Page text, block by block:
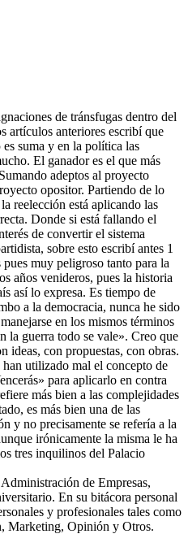
de tránsfugas dentro del
artículos anteriores escribí que
es suma y en la política las
El ganador es el que más
adeptos al proyecto
opositor. Partiendo de lo
reelección está aplicando las
Donde si está fallando el
de convertir el sistema
sobre esto escribí antes 1
muy peligroso tanto para la
años venideros, pues la historia
así lo expresa. Es tiempo de
a la democracia, nunca he sido
en los mismos términos
la guerra todo se vale». Creo que
ideas, con propuestas, con obras.
utilizado mal el concepto de
para aplicarlo en contra
más bien a las complejidades
es más bien una de las
y no precisamente se refería a la
irónicamente la misma le ha
tres inquilinos del Palacio
de Empresas,
En su bitácora personal
y profesionales tales como
Marketing, Opinión y Otros.